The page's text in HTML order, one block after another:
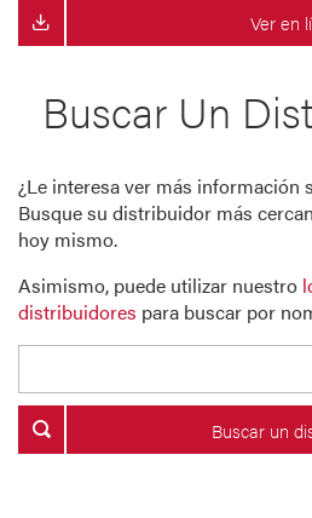
Ver en
Buscar Un
¿Le interesa ver más información
Busque su distribuidor más
hoy mismo.
Asimismo, puede utilizar nuestro
distribuidores para buscar por
Buscar un